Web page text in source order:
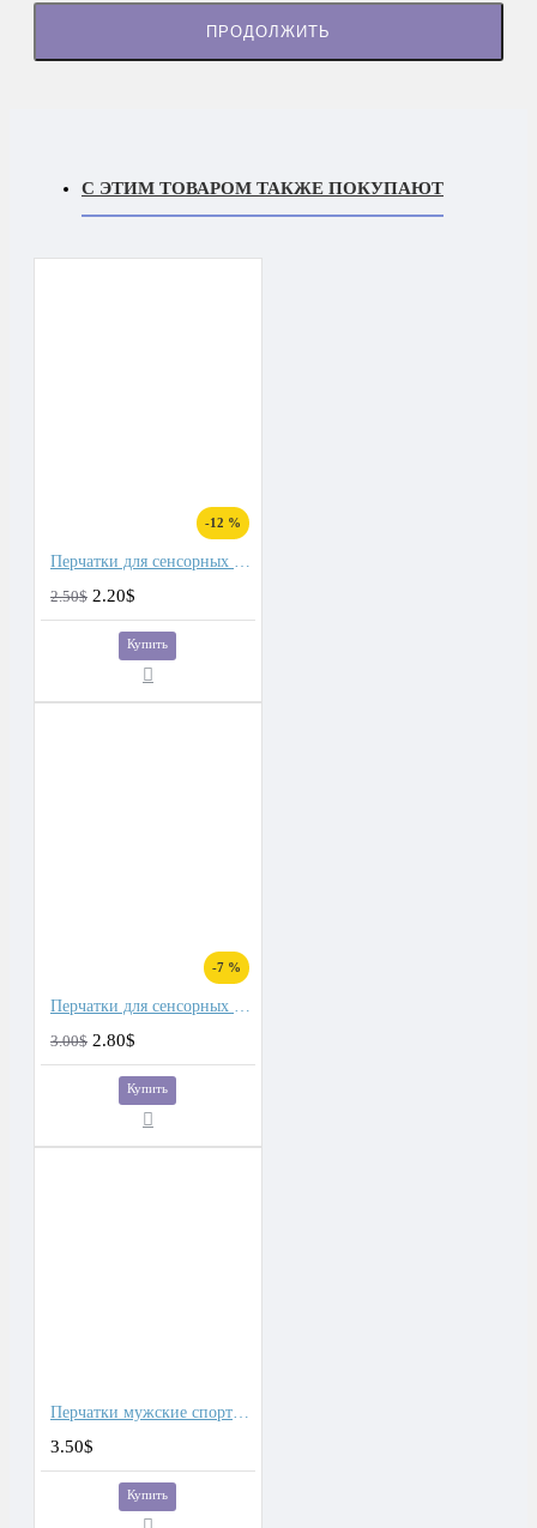
ПРОДОЛЖИТЬ
С ЭТИМ ТОВАРОМ ТАКЖЕ ПОКУПАЮТ
-12 %
Перчатки для сенсорных экранов мужские хлопок, подкладка плюш
2.50$ 2.20$
Купить
-7 %
Перчатки для сенсорных экранов мужские кашемир, подкладка плюш
3.00$ 2.80$
Купить
Перчатки мужские спортивные
3.50$
Купить